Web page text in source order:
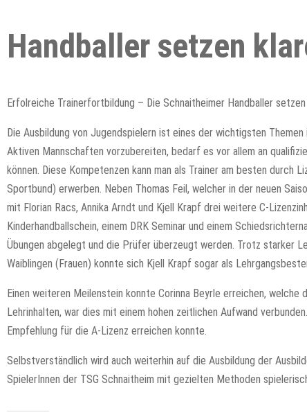
Handballer setzen
Erfolreiche Trainerfortbildung – Die Schnaitheimer Handballer
Die Ausbildung von Jugendspielern ist eines der wichtigsten
Aktiven Mannschaften vorzubereiten, bedarf es vor allem an
können. Diese Kompetenzen kann man als Trainer am besten durch
Sportbund) erwerben. Neben Thomas Feil, welcher in der neuen
mit Florian Racs, Annika Arndt und Kjell Krapf drei weitere C-
Kinderhandballschein, einem DRK Seminar und einem
Übungen abgelegt und die Prüfer überzeugt werden. Trotz starker
Waiblingen (Frauen) konnte sich Kjell Krapf sogar als
Einen weiteren Meilenstein konnte Corinna Beyrle erreichen,
Lehrinhalten, war dies mit einem hohen zeitlichen Aufwand
Empfehlung für die A-Lizenz erreichen konnte.
Selbstverständlich wird auch weiterhin auf die Ausbildung der
SpielerInnen der TSG Schnaitheim mit gezielten Methoden